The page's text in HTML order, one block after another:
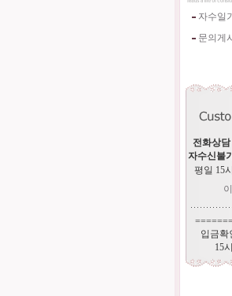
자수일기
문의게
전화상담
자수신불
평일 15
입금확
15